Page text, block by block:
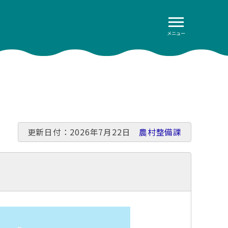
メニュー
更新日付：2026年7月22日 農村整備課